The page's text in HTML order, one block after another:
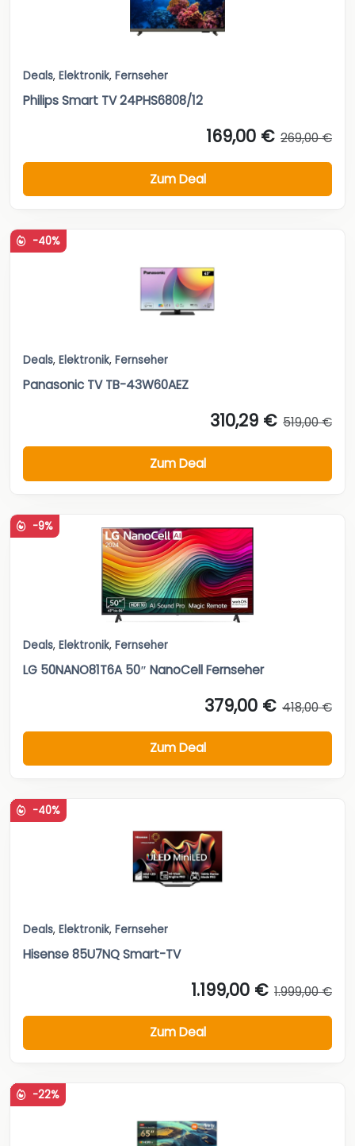
Deals, Elektronik, Fernseher
Philips Smart TV 24PHS6808/12
169,00 € 269,00 €
Zum Deal
-40%
Deals, Elektronik, Fernseher
Panasonic TV TB-43W60AEZ
310,29 € 519,00 €
Zum Deal
-9%
Deals, Elektronik, Fernseher
LG 50NANO81T6A 50″ NanoCell Fernseher
379,00 € 418,00 €
Zum Deal
-40%
Deals, Elektronik, Fernseher
Hisense 85U7NQ Smart-TV
1.199,00 € 1.999,00 €
Zum Deal
-22%